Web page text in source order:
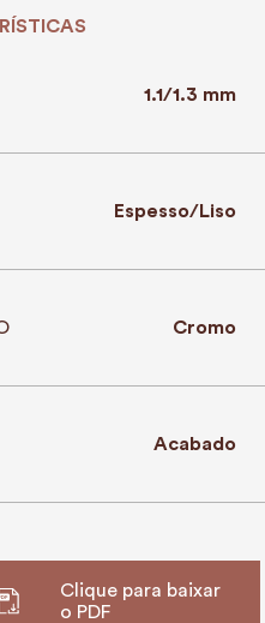
1.1/1.3 mm
Espesso/Liso
Cromo
Acabado
Clique para baixar
o PDF